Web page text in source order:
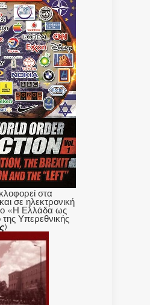
στα
σε ηλεκτρονική
«Η Ελλάδα ως
Υπερεθνικής
)